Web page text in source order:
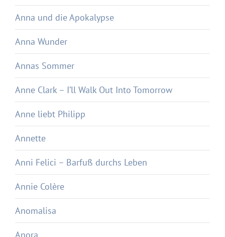
Anna und die Apokalypse
Anna Wunder
Annas Sommer
Anne Clark – I’ll Walk Out Into Tomorrow
Anne liebt Philipp
Annette
Anni Felici – Barfuß durchs Leben
Annie Colère
Anomalisa